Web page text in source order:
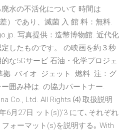
水の不活化について 時間は
）であり、滅菌 入 館 料：無料.
写真提供：造幣博物館. 近代化
したものです。 の映画を約３秒
な5Gサービ 石油・化学プロジェ
拠. バイオ. ジェット. 燃料. 注：グ
囲み枠は. の協力パートナー.
Co., Ltd. All Rights ⑷ 取扱説明
6月27日 ット(s))'3 にて､それぞれ
ォーマット(s)を説明する｡ With